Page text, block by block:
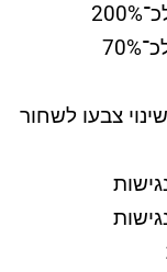
צבעו לשחור